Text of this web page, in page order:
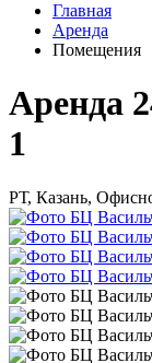
Главная
Аренда
Помещения
Аренда
1
РТ, Казань,